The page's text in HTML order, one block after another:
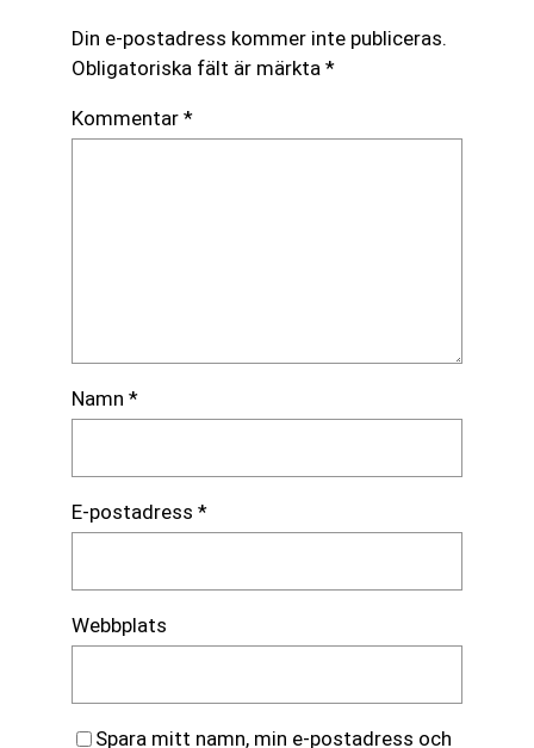
Din e-postadress kommer inte publiceras.
Obligatoriska fält är märkta *
Kommentar *
Namn *
E-postadress *
Webbplats
Spara mitt namn, min e-postadress och